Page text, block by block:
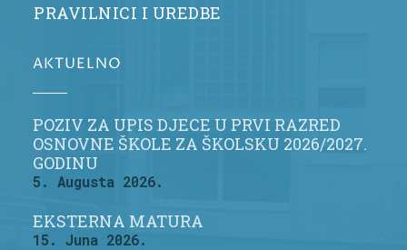
PRAVILNICI I UREDBE
AKTUELNO
POZIV ZA UPIS DJECE U PRVI RAZRED
OSNOVNE ŠKOLE ZA ŠKOLSKU 2026/2027.
GODINU
5. Augusta 2026.
EKSTERNA MATURA
15. Juna 2026.